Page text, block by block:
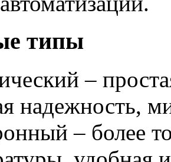
типы
–
надежность,
– более